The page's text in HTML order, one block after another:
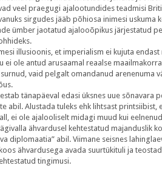
veel praegugi ajalootundides teadmisi
sirgudes jääb põhiosa inimesi
ümber jaotatud ajalooõpikus järjestatud
illusioonis, et imperialism ei kujuta
ei ole antud arusaamal reaalse
vaid pelgalt omandanud arenenuma
tänapäeval edasi üksnes uue sõnavara
abil. Alustada tuleks ehk lihtsast printsiibist,
ei ole ajalooliselt midagi muud kui
ähvardusel kehtestatud majanduslik
diplomaatia” abil. Viimane seisnes
ähvardusega avada suurtükituli ja
tingimusi.